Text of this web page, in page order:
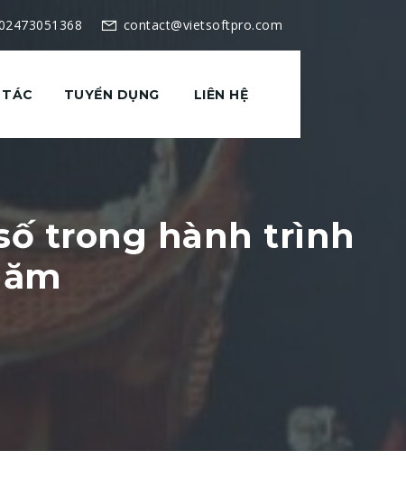
contact@vietsoftpro.com
TUYỂN DỤNG LIÊN HỆ
trong hành trình